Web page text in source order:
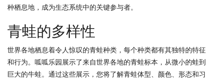
种栖息地，成为生态系统中的关键参与者。
青蛙的多样性
世界各地栖息着令人惊叹的青蛙种类，每个种类都有其独特的特征
和行为。呱呱乐园展示了来自世界各地的青蛙标本，从微小的蛙到
巨大的牛蛙。通过这些展示，您将了解青蛙体型、颜色、形态和习